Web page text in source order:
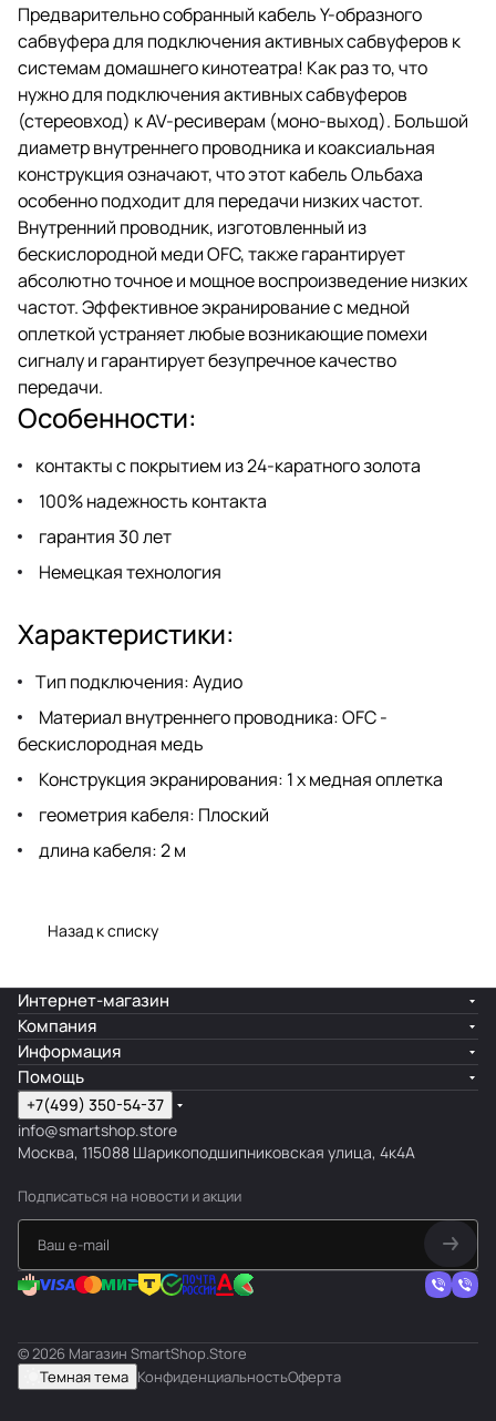
Предварительно собранный кабель Y-образного
сабвуфера для подключения активных сабвуферов к
системам домашнего кинотеатра! Как раз то, что
нужно для подключения активных сабвуферов
(стереовход) к AV-ресиверам (моно-выход). Большой
диаметр внутреннего проводника и коаксиальная
конструкция означают, что этот кабель Ольбаха
особенно подходит для передачи низких частот.
Внутренний проводник, изготовленный из
бескислородной меди OFC, также гарантирует
абсолютно точное и мощное воспроизведение низких
частот. Эффективное экранирование с медной
оплеткой устраняет любые возникающие помехи
сигналу и гарантирует безупречное качество
передачи.
Особенности:
контакты с покрытием из 24-каратного золота
100% надежность контакта
гарантия 30 лет
Немецкая технология
Характеристики:
Тип подключения: Аудио
Материал внутреннего проводника: OFC -
бескислородная медь
Конструкция экранирования: 1 х медная оплетка
геометрия кабеля: Плоский
длина кабеля: 2 м
Назад к списку
Интернет-магазин
Компания
Информация
Помощь
+7(499) 350-54-37
info@smartshop.store
Москва, 115088 Шарикоподшипниковская улица, 4к4А
Подписаться на новости и акции
© 2026 Магазин SmartShop.Store
Темная тема КонфиденциальностьОферта